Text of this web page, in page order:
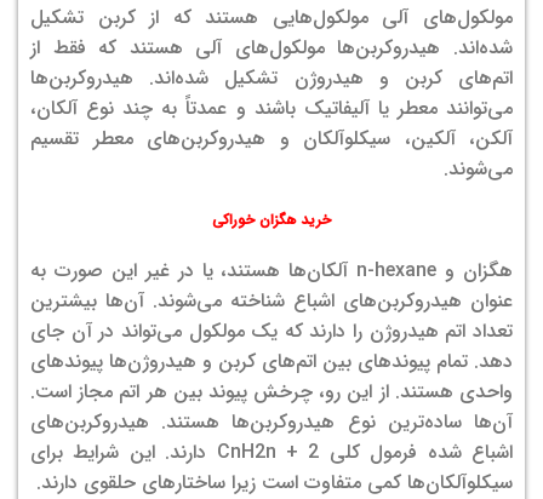
مولکول‌های آلی مولکول‌هایی هستند که از کربن تشکیل
شده‌اند. هیدروکربن‌ها مولکول‌های آلی هستند که فقط از
اتم‌های کربن و هیدروژن تشکیل شده‌اند. هیدروکربن‌ها
می‌توانند معطر یا آلیفاتیک باشند و عمدتاً به چند نوع آلکان،
آلکن، آلکین، سیکلوآلکان و هیدروکربن‌های معطر تقسیم
می‌شوند.
خرید هگزان خوراکی
هگزان و n-hexane آلکان‌ها هستند، یا در غیر این صورت به
عنوان هیدروکربن‌های اشباع شناخته می‌شوند. آن‌ها بیشترین
تعداد اتم هیدروژن را دارند که یک مولکول می‌تواند در آن جای
دهد. تمام پیوندهای بین اتم‌های کربن و هیدروژن‌ها پیوندهای
واحدی هستند. از این رو، چرخش پیوند بین هر اتم مجاز است.
آن‌ها ساده‌ترین نوع هیدروکربن‌ها هستند. هیدروکربن‌های
اشباع شده فرمول کلی CnH2n + 2 دارند. این شرایط برای
سیکلوآلکان‌ها کمی متفاوت است زیرا ساختارهای حلقوی دارند.